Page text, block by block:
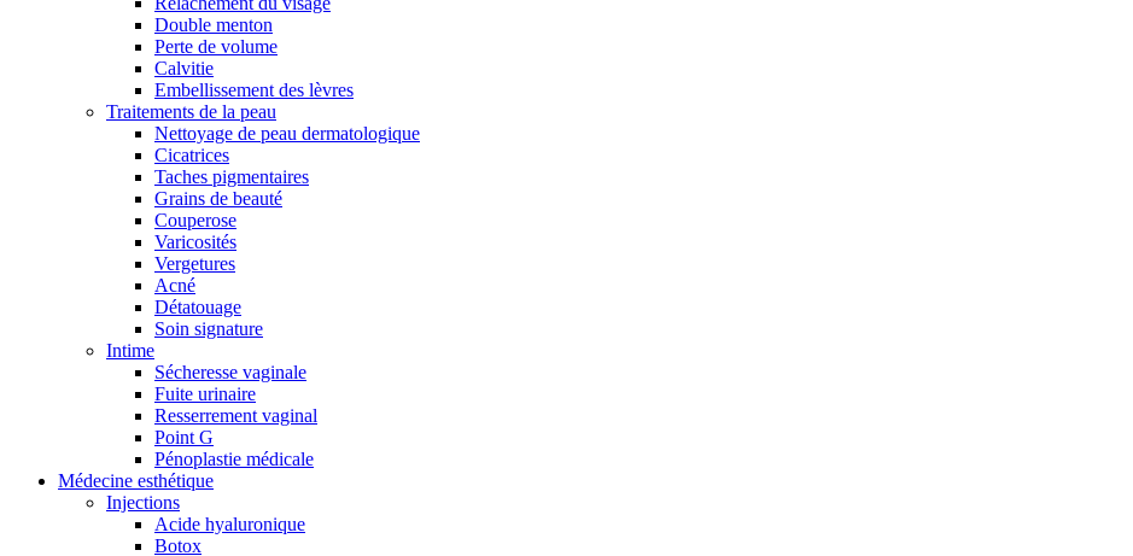
Double menton
Perte de volume
Calvitie
Embellissement des lèvres
Traitements de la peau
Nettoyage de peau dermatologique
Cicatrices
Taches pigmentaires
Grains de beauté
Couperose
Varicosités
Vergetures
Acné
Détatouage
Soin signature
Intime
Sécheresse vaginale
Fuite urinaire
Resserrement vaginal
Point G
Pénoplastie médicale
Médecine esthétique
Injections
Acide hyaluronique
Botox